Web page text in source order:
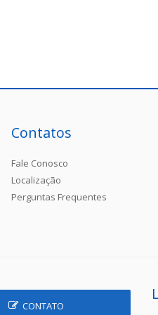
Contatos
Fale Conosco
Localização
Perguntas Frequentes
CONTATO